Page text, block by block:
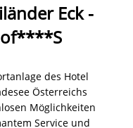
Eck -
des Hotel
Österreichs
Möglichkeiten
Service und